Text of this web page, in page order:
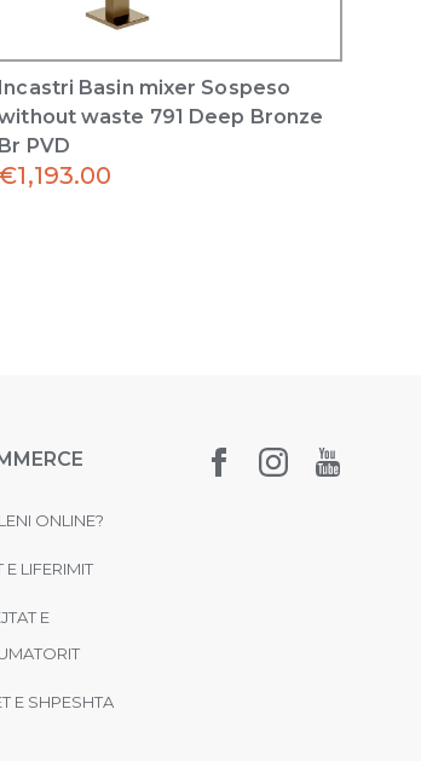
Incastri Basin mixer Sospeso
waste 791 Deep Bronze
Br PVD
€1,193.00
ONLINE?
E LIFERIMIT
E
E SHPESHTA